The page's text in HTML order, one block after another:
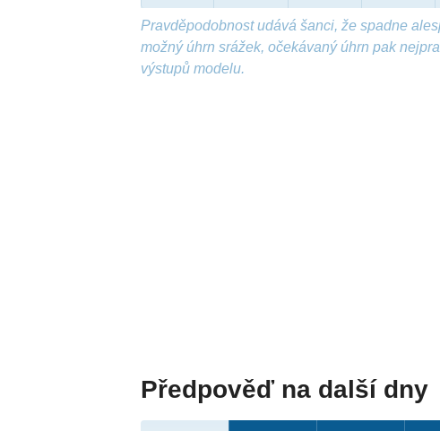
Pravděpodobnost udává šanci, že spadne
možný úhrn srážek, očekávaný úhrn pak
výstupů modelu.
Předpověď na další dny